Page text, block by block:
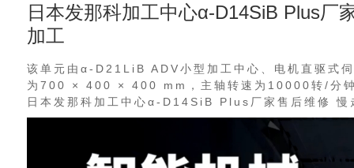
日本发那科加工中心α-D14SiB Plus厂
加工
该单元由α-D21LiB ADV小型加工中心、电机直驱式
为700 × 400 × 400 mm，主轴转速为10000转/分
日本发那科加工中心α-D14SiB Plus厂家售后维修 慢